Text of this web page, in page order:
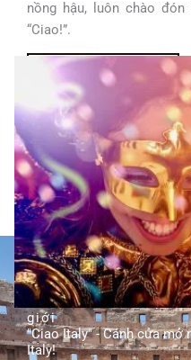
nồng hậu, luôn chào
“Ciao!”.
TÌM HIỂU THÊM
hành trình khám
giới
"Ciao Italy" - Cánh cửa mở
Italy!